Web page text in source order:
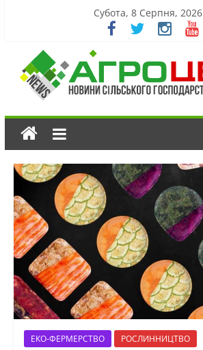
Субота, 8 Серпня, 2026
ЕКО-ФЕРМЕРСТВО РОСЛИННИЦТВО